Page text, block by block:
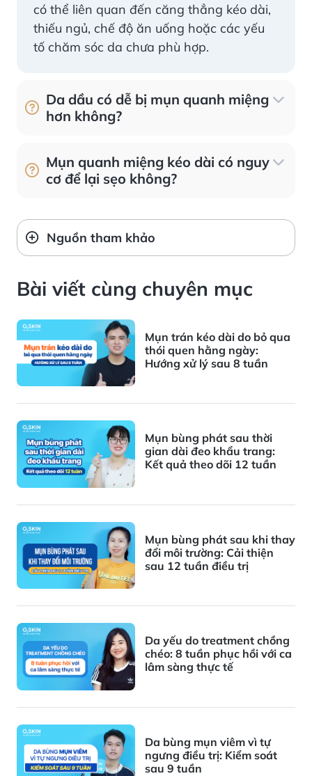
có thể liên quan đến căng thẳng kéo dài,
thiếu ngủ, chế độ ăn uống hoặc các yếu
tố chăm sóc da chưa phù hợp.
Da dầu có dễ bị mụn quanh miệng
hơn không?
Mụn quanh miệng kéo dài có nguy
cơ để lại sẹo không?
Nguồn tham khảo
Bài viết cùng chuyên mục
Mụn trán kéo dài do bỏ qua
thói quen hằng ngày:
Hướng xử lý sau 8 tuần
Mụn bùng phát sau thời
gian dài đeo khẩu trang:
Kết quả theo dõi 12 tuần
Mụn bùng phát sau khi thay
đổi môi trường: Cải thiện
sau 12 tuần điều trị
Da yếu do treatment chồng
chéo: 8 tuần phục hồi với ca
lâm sàng thực tế
Da bùng mụn viêm vì tự
ngưng điều trị: Kiểm soát
sau 9 tuần